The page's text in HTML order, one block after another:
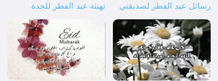
رسائل عيد الفطر لصديقتي تهنئة عيد الفطر للجدة